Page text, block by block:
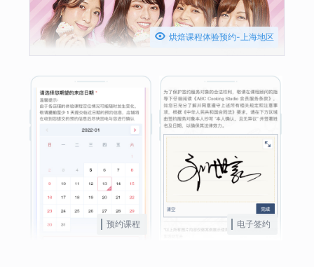
 烘焙课程体验预约-上海地区
预约课程 电子签约